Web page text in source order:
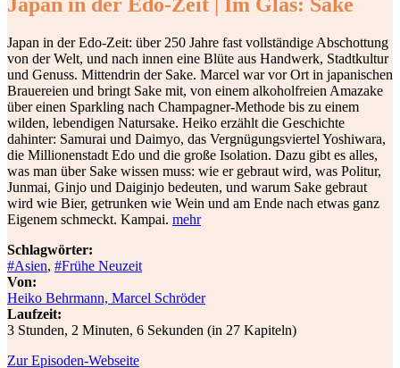
Japan in der Edo-Zeit: über 250 Jahre fast vollständige Abschottung
von der Welt, und nach innen eine Blüte aus Handwerk, Stadtkultur
und Genuss. Mittendrin der Sake. Marcel war vor Ort in japanischen
Brauereien und bringt Sake mit, von einem alkoholfreien Amazake
über einen Sparkling nach Champagner-Methode bis zu einem
wilden, lebendigen Natursake. Heiko erzählt die Geschichte
dahinter: Samurai und Daimyo, das Vergnügungsviertel Yoshiwara,
die Millionenstadt Edo und die große Isolation. Dazu gibt es alles,
was man über Sake wissen muss: wie er gebraut wird, was Politur,
Junmai, Ginjo und Daiginjo bedeuten, und warum Sake gebraut
wird wie Bier, getrunken wie Wein und am Ende nach etwas ganz
Eigenem schmeckt. Kampai. mehr
Schlagwörter:
#Asien, #Frühe Neuzeit
Von:
Heiko Behrmann, Marcel Schröder
Laufzeit:
3 Stunden, 2 Minuten, 6 Sekunden (in 27 Kapiteln)
Zur Episoden-Webseite